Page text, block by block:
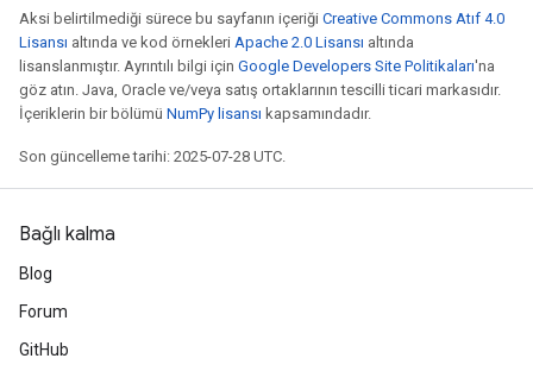
Aksi belirtilmediği sürece bu sayfanın içeriği Creative Commons Atıf 4.0
Lisansı altında ve kod örnekleri Apache 2.0 Lisansı altında
lisanslanmıştır. Ayrıntılı bilgi için Google Developers Site Politikaları'na
göz atın. Java, Oracle ve/veya satış ortaklarının tescilli ticari markasıdır.
İçeriklerin bir bölümü NumPy lisansı kapsamındadır.
Son güncelleme tarihi: 2025-07-28 UTC.
Bağlı kalma
Blog
Forum
GitHub